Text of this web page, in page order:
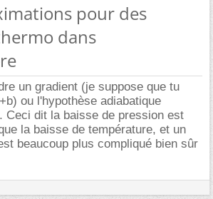
pour des
dans
un gradient (je suppose que tu
ou l'hypothèse adiabatique
Ceci dit la baisse de pression est
la baisse de température, et un
beaucoup plus compliqué bien sûr